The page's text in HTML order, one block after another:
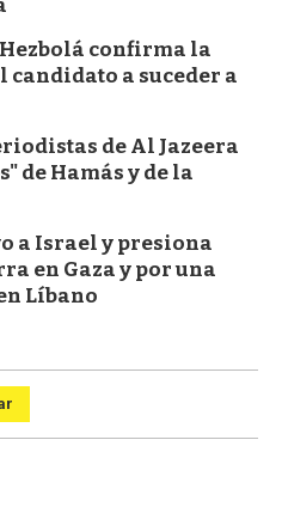
confirma la
a suceder a
de Al Jazeera
de Hamás y de la
a Israel y presiona
en Gaza y por una
Líbano